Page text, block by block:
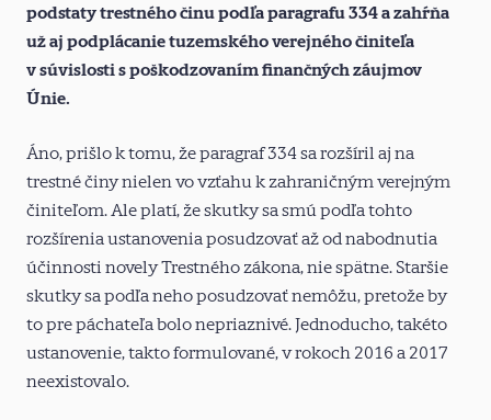
podstaty trestného činu podľa paragrafu 334 a zahŕňa
už aj podplácanie tuzemského verejného činiteľa
v súvislosti s poškodzovaním finančných záujmov
Únie.
Áno, prišlo k tomu, že paragraf 334 sa rozšíril aj na
trestné činy nielen vo vzťahu k zahraničným verejným
činiteľom. Ale platí, že skutky sa smú podľa tohto
rozšírenia ustanovenia posudzovať až od nabodnutia
účinnosti novely Trestného zákona, nie spätne. Staršie
skutky sa podľa neho posudzovať nemôžu, pretože by
to pre páchateľa bolo nepriaznivé. Jednoducho, takéto
ustanovenie, takto formulované, v rokoch 2016 a 2017
neexistovalo.